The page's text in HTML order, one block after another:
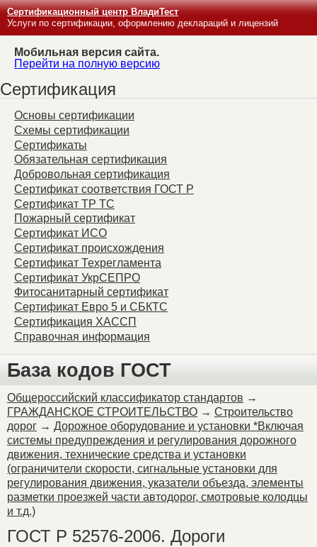
Сертификационный центр ВладиТест
Услуги по сертификации, оформлению деклараций и лицензий
Мобильная версия сайта.
Перейти на полную версию
Сертификация
Основы сертификации
Схемы сертификации
Сертификаты
Обязательная сертификация
Добровольная сертификация
Сертификат соответствия ГОСТ Р
Сертификат ТР ТС
Пожарный сертификат
Сертификат ИСО
Сертификат происхождения
Сертификат Техрегламента
Сертификат УкрСЕПРО
Фитосанитарный сертификат
Сертификат Евро 5 и СБКТС
Сертификация ХАССП
Справочная информация
База кодов ГОСТ
Общероссийский классификатор стандартов →
ГРАЖДАНСКОЕ СТРОИТЕЛЬСТВО → Строительство
дорог → Дорожное оборудование и установки *Включая
системы предупреждения и регулирования дорожного
движения, технические средства и установки
(ограничители скорости, сигнальные установки для
регулирования движения, указатели объезда, элементы
разметки проезжей части автодорог, смотровые колодцы
и т.д.)
ГОСТ Р 52576-2006. Дороги